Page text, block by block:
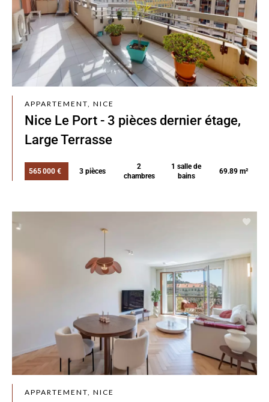
APPARTEMENT, NICE
Nice Le Port - 3 pièces dernier étage,
Large Terrasse
565 000 € 3 pièces
2
chambres
1 salle de
bains
69.89 m²
APPARTEMENT, NICE